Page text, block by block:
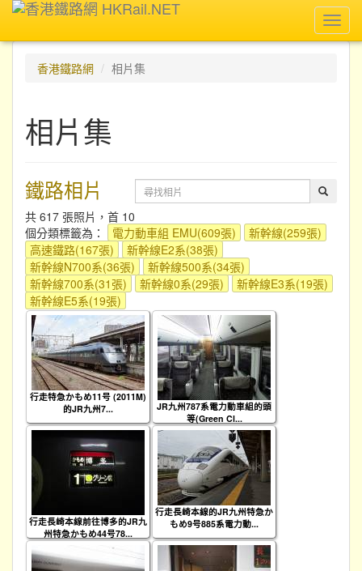
香港鐵路網
相片集
相片集
鐵路相片
共 617 張照片，首 10
個分類標籤為：
電力動車組 EMU(609張)
新幹線(259張)
高速鐵路(167張)
新幹線E2系(38張)
新幹線N700系(36張)
新幹線500系(34張)
新幹線700系(31張)
新幹線0系(29張)
新幹線E3系(19張)
新幹線E5系(19張)
行走特急かもめ11号 (2011M)
的JR九州7...
JR九州787系電力動車組的頭
等(Green Cl...
行走長崎本線前往博多的JR九
州特急かもめ44号78...
行走長崎本線的JR九州特急か
もめ9号885系電力動...